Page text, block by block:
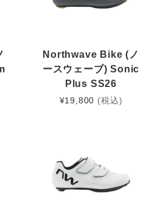
Northwave Bike (ノ
ースウェーブ) Sonic
Plus SS26
¥19,800 (税込)